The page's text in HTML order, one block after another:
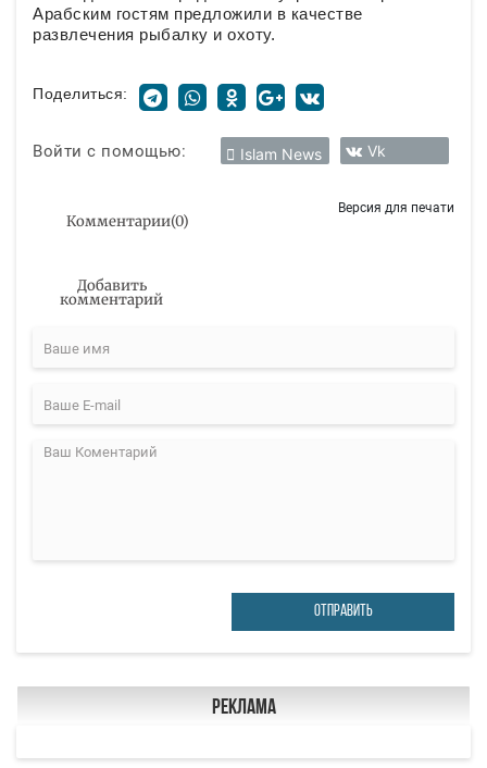
Арабским гостям предложили в качестве
развлечения рыбалку и охоту.
Поделиться:
Войти с помощью: Islam News Vk
Комментарии(0)
Версия для печати
Добавить
комментарий
ОТПРАВИТЬ
Реклама